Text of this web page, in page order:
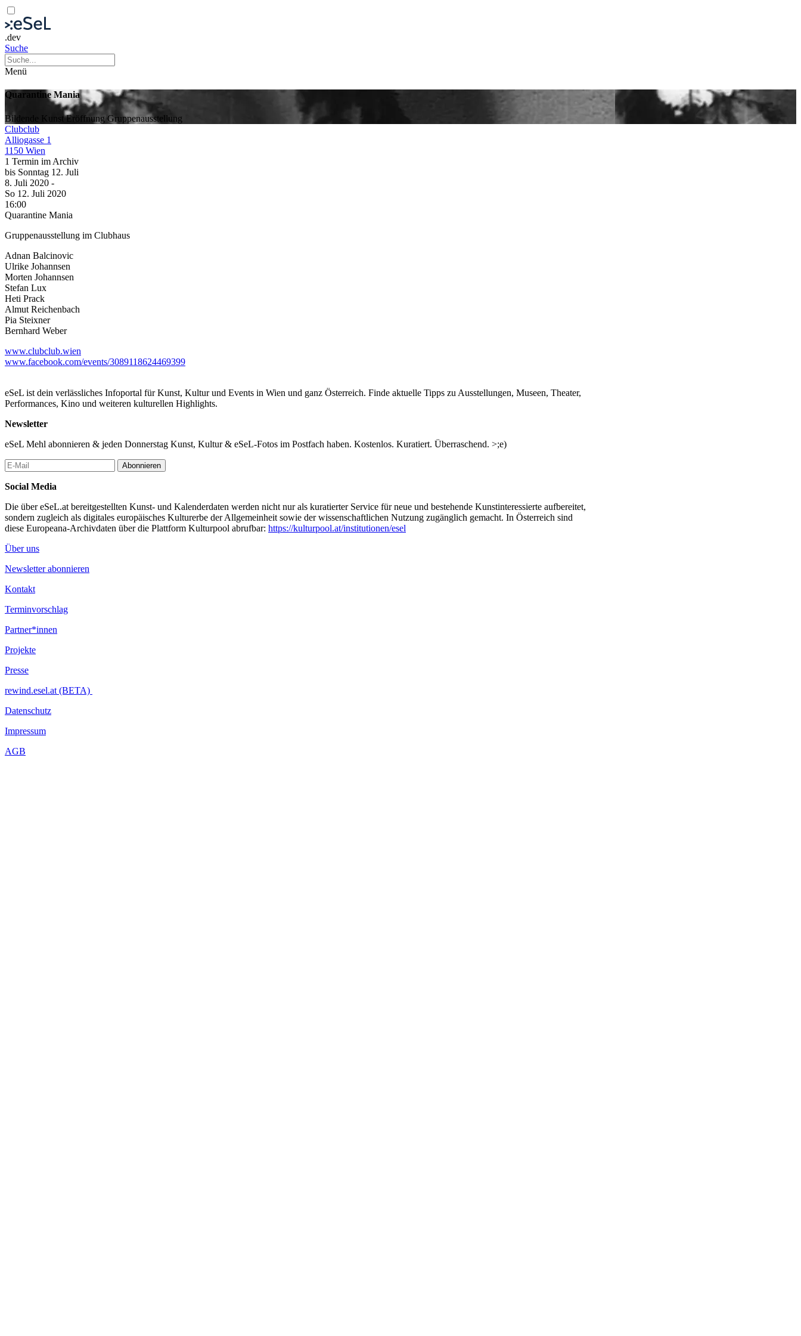
.dev
Suche
Menü
Quarantine Mania
Bildende KunstEröffnungGruppenausstellung
Clubclub
Alliogasse 1
1150 Wien
1 Termin im Archiv
bis Sonntag 12. Juli
8. Juli 2020 -
So 12. Juli 2020
16:00
Quarantine Mania
Gruppenausstellung im Clubhaus
Adnan Balcinovic
Ulrike Johannsen
Morten Johannsen
Stefan Lux
Heti Prack
Almut Reichenbach
Pia Steixner
Bernhard Weber
www.clubclub.wien
www.facebook.com/events/3089118624469399
eSeL ist dein verlässliches Infoportal für Kunst, Kultur und Events in Wien und ganz Österreich. Finde aktuelle Tipps zu Ausstellungen, Museen, Theater,
Performances, Kino und weiteren kulturellen Highlights.
Newsletter
eSeL Mehl abonnieren & jeden Donnerstag Kunst, Kultur & eSeL-Fotos im Postfach haben. Kostenlos. Kuratiert. Überraschend. >;e)
Abonnieren
Social Media
Die über eSeL.at bereitgestellten Kunst- und Kalenderdaten werden nicht nur als kuratierter Service für neue und bestehende Kunstinteressierte aufbereitet,
sondern zugleich als digitales europäisches Kulturerbe der Allgemeinheit sowie der wissenschaftlichen Nutzung zugänglich gemacht. In Österreich sind
diese Europeana-Archivdaten über die Plattform Kulturpool abrufbar: https://kulturpool.at/institutionen/esel
Über uns
Newsletter abonnieren
Kontakt
Terminvorschlag
Partner*innen
Projekte
Presse
rewind.esel.at (BETA)
Datenschutz
Impressum
AGB